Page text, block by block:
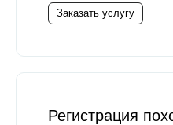
Заказать услугу
Регистрация